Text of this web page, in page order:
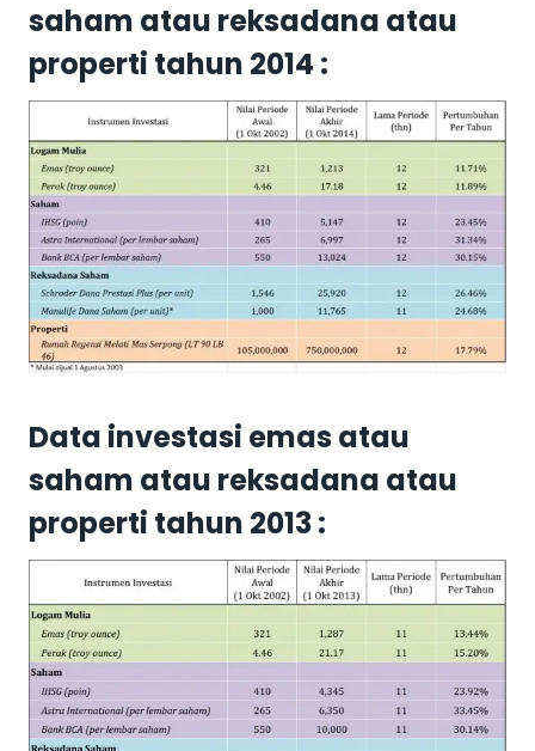
saham atau reksadana atau
properti tahun 2014 :
Data investasi emas atau
saham atau reksadana atau
properti tahun 2013 :